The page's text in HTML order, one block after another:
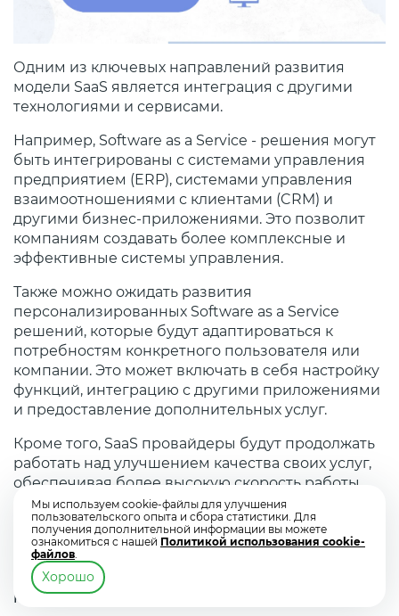
Одним из ключевых направлений развития
модели SaaS является интеграция с другими
технологиями и сервисами.
Например, Software as a Service - решения могут
быть интегрированы с системами управления
предприятием (ERP), системами управления
взаимоотношениями с клиентами (CRM) и
другими бизнес-приложениями. Это позволит
компаниям создавать более комплексные и
эффективные системы управления.
Также можно ожидать развития
персонализированных Software as a Service
решений, которые будут адаптироваться к
потребностям конкретного пользователя или
компании. Это может включать в себя настройку
функций, интеграцию с другими приложениями
и предоставление дополнительных услуг.
Кроме того, SaaS провайдеры будут продолжать
работать над улучшением качества своих услуг,
обеспечивая более высокую скорость работы,
надёжность и безопасность. Это сделает SaaS
ещё более привлекательным для бизнеса и
индивидуальных пользователей.
Что может помешать использовать SaaS
решения
Мы используем cookie-файлы для улучшения
пользовательского опыта и сбора статистики. Для
получения дополнительной информации вы можете
ознакомиться с нашей Политикой использования cookie-
файлов.
Хорошо